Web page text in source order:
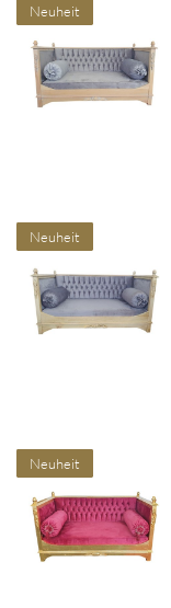
Neuheit
Neuheit
Neuheit